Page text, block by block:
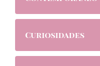
Curiosidades